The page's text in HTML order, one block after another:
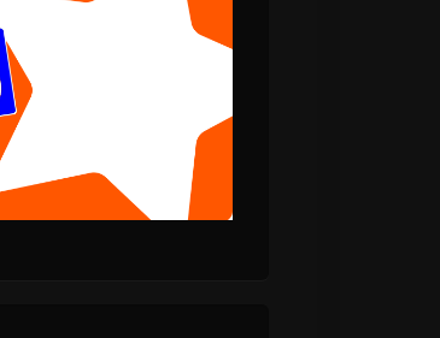
Thirty Seconds to
Mars “Dangerous
Night” νέο Τραγούδι.